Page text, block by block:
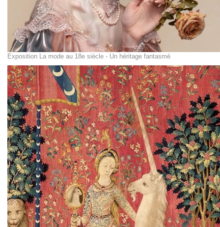
Exposition La mode au 18e siècle - Un héritage fantasmé